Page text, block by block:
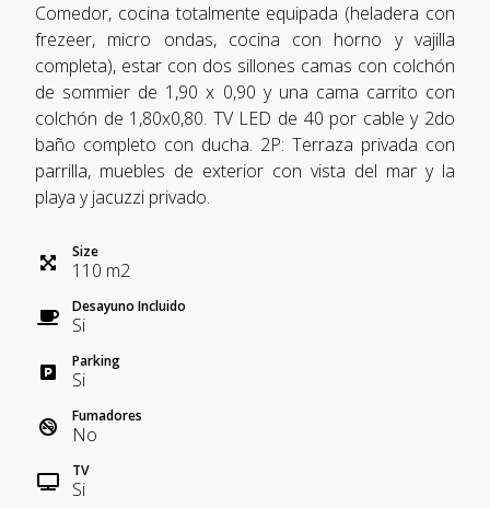
Comedor, cocina totalmente equipada (heladera con
frezeer, micro ondas, cocina con horno y vajilla
completa), estar con dos sillones camas con colchón
de sommier de 1,90 x 0,90 y una cama carrito con
colchón de 1,80x0,80. TV LED de 40 por cable y 2do
baño completo con ducha. 2P: Terraza privada con
parrilla, muebles de exterior con vista del mar y la
playa y jacuzzi privado.
Size
110 m2
Desayuno Incluido
Si
Parking
Si
Fumadores
No
TV
Si